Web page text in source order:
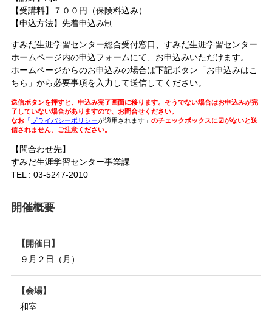
【受講料】７００円（保険料込み）
【申込方法】 先着申込み制
すみだ生涯学習センター総合受付窓口、すみだ生涯学習センター
ホームページ内の申込フォームにて、お申込みいただけます。
ホームページからのお申込みの場合は下記ボタン「お申込みはこ
ちら」から必要事項を入力して送信してください。
送信ボタンを押すと、申込み完了画面に移ります。そうでない場合はお申込みが完
了していない場合がありますので、お問合せください。
なお「プライバシーポリシーが適用されます」 のチェックボックスに☑がないと送
信されません。ご注意ください。
【問合わせ先】
すみだ生涯学習センター事業課
TEL : 03-5247-2010
開催概要
開催日
９月２日（月）
会場
和室